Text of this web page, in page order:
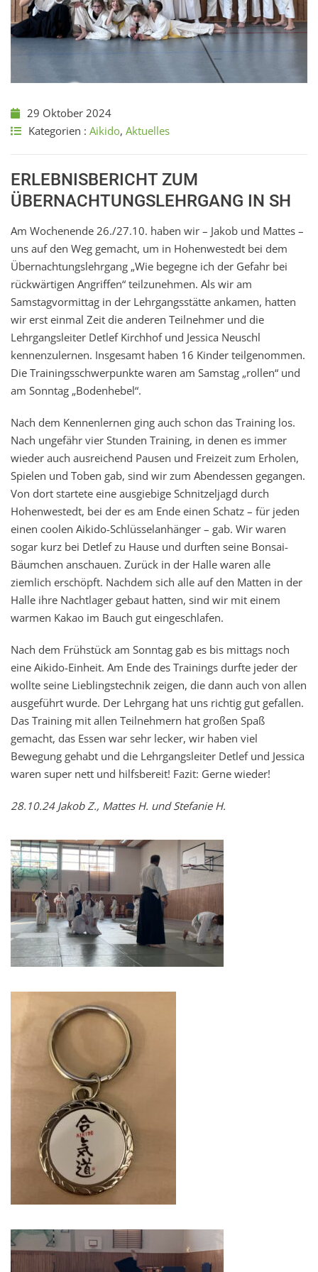
29 Oktober 2024
Kategorien : Aikido, Aktuelles
ERLEBNISBERICHT ZUM
ÜBERNACHTUNGSLEHRGANG IN SH
Am Wochenende 26./27.10. haben wir – Jakob und Mattes –
uns auf den Weg gemacht, um in Hohenwestedt bei dem
Übernachtungslehrgang „Wie begegne ich der Gefahr bei
rückwärtigen Angriffen“ teilzunehmen. Als wir am
Samstagvormittag in der Lehrgangsstätte ankamen, hatten
wir erst einmal Zeit die anderen Teilnehmer und die
Lehrgangsleiter Detlef Kirchhof und Jessica Neuschl
kennenzulernen. Insgesamt haben 16 Kinder teilgenommen.
Die Trainingsschwerpunkte waren am Samstag „rollen“ und
am Sonntag „Bodenhebel“.
Nach dem Kennenlernen ging auch schon das Training los.
Nach ungefähr vier Stunden Training, in denen es immer
wieder auch ausreichend Pausen und Freizeit zum Erholen,
Spielen und Toben gab, sind wir zum Abendessen gegangen.
Von dort startete eine ausgiebige Schnitzeljagd durch
Hohenwestedt, bei der es am Ende einen Schatz – für jeden
einen coolen Aikido-Schlüsselanhänger – gab. Wir waren
sogar kurz bei Detlef zu Hause und durften seine Bonsai-
Bäumchen anschauen. Zurück in der Halle waren alle
ziemlich erschöpft. Nachdem sich alle auf den Matten in der
Halle ihre Nachtlager gebaut hatten, sind wir mit einem
warmen Kakao im Bauch gut eingeschlafen.
Nach dem Frühstück am Sonntag gab es bis mittags noch
eine Aikido-Einheit. Am Ende des Trainings durfte jeder der
wollte seine Lieblingstechnik zeigen, die dann auch von allen
ausgeführt wurde. Der Lehrgang hat uns richtig gut gefallen.
Das Training mit allen Teilnehmern hat großen Spaß
gemacht, das Essen war sehr lecker, wir haben viel
Bewegung gehabt und die Lehrgangsleiter Detlef und Jessica
waren super nett und hilfsbereit! Fazit: Gerne wieder!
28.10.24 Jakob Z., Mattes H. und Stefanie H.